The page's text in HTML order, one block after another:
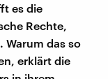
es die
Rechte,
Warum das so
erklärt die